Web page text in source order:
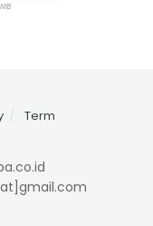
Term